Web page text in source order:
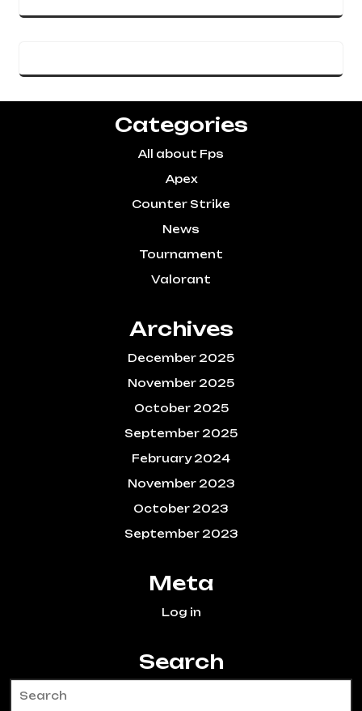
Categories
All about Fps
Apex
Counter Strike
News
Tournament
Valorant
Archives
December 2025
November 2025
October 2025
September 2025
February 2024
November 2023
October 2023
September 2023
Meta
Log in
Search